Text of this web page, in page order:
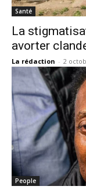
Santé
La
avorter
La rédaction - 2
People